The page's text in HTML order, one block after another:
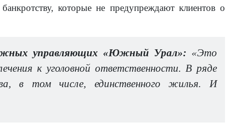
которые не предупреждают клиентов о
управляющих «Южный Урал»: «Это
к уголовной ответственности. В ряде
в том числе, единственного жилья. И